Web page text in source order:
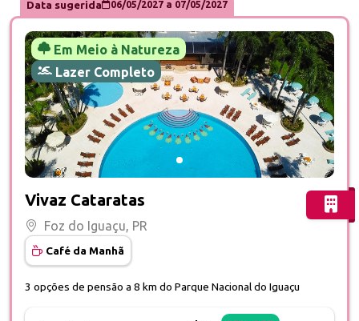
Data sugerida 06/05/2027a 07/05/2027
Em Meio à Natureza
Lazer Completo
Vivaz Cataratas
Foz do Iguaçu, PR
Café da Manhã
3 opções de pensão a 8 km do Parque Nacional do Iguaçu